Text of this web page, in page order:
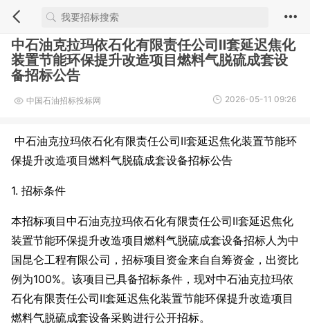
中石油克拉玛依石化有限责任公司Ⅱ套延迟焦化
装置节能环保提升改造项目燃料气脱硫成套设
备招标公告
中国石油招标投标网 2026-05-11 09:26
中石油克拉玛依石化有限责任公司Ⅱ套延迟焦化装置节能环
保提升改造项目燃料气脱硫成套设备招标公告
1. 招标条件
本招标项目中石油克拉玛依石化有限责任公司Ⅱ套延迟焦化
装置节能环保提升改造项目燃料气脱硫成套设备招标人为中
国昆仑工程有限公司，招标项目资金来自自筹资金，出资比
例为100%。该项目已具备招标条件，现对中石油克拉玛依
石化有限责任公司Ⅱ套延迟焦化装置节能环保提升改造项目
燃料气脱硫成套设备采购进行公开招标。